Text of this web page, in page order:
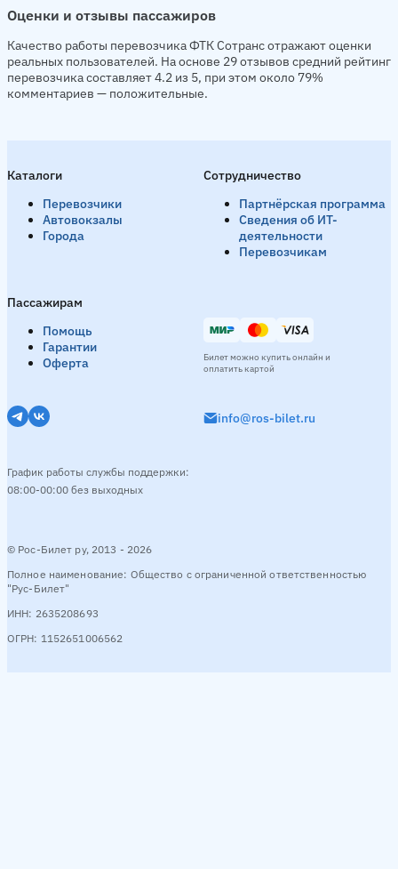
Оценки и отзывы пассажиров
Качество работы перевозчика ФТК Сотранс отражают оценки
реальных пользователей. На основе 29 отзывов средний рейтинг
перевозчика составляет 4.2 из 5, при этом около 79%
комментариев — положительные.
Каталоги
Перевозчики
Автовокзалы
Города
Пассажирам
Помощь
Гарантии
Оферта
Сотрудничество
Партнёрская программа
Сведения об ИТ-
деятельности
Перевозчикам
© Рос-Билет ру, 2013 - 2026
Полное наименование: Общество с ограниченной ответственностью
"Рус-Билет"
ИНН: 2635208693
ОГРН: 1152651006562
info@ros-bilet.ru
График работы службы поддержки:
08:00-00:00 без выходных
Билет можно купить онлайн и
оплатить картой